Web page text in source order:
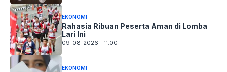
EKONOMI
Rahasia Ribuan Peserta Aman di Lomba
Lari Ini
09-08-2026 - 11.00
EKONOMI